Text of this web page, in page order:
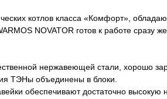
котлов класса «Комфорт»,
NOVATOR готов к работе сразу
нержавеющей стали, хорошо
ТЭНы объединены в блоки.
обеспечивают достаточно